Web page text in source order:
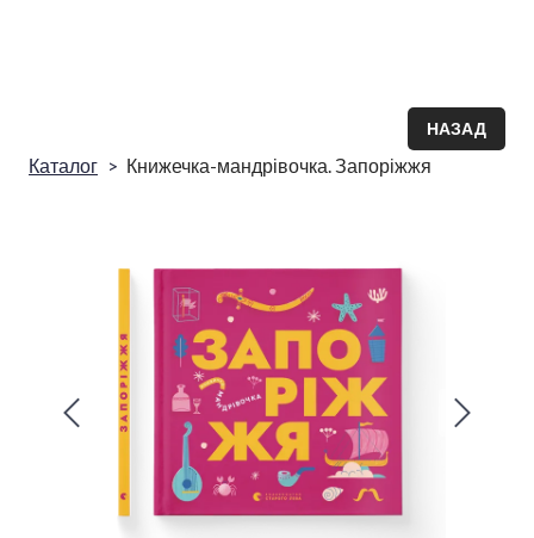
НАЗАД
Каталог Книжечка-мандрівочка. Запоріжжя